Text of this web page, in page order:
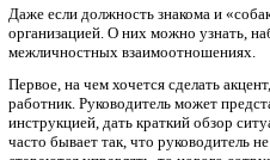
Даже если должность знакома и
организацией. О них можно узнать,
межличностных взаимоотношениях.
Первое, на чем хочется сделать
работник. Руководитель может
инструкцией, дать краткий обзор
часто бывает так, что руководитель